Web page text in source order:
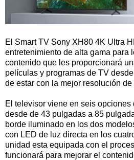
El Smart TV Sony XH80 4K Ultra
entretenimiento de alta gama para
contenido que les proporcionará
películas y programas de TV
de estar con la mejor resolución
El televisor viene en seis opciones
desde de 43 pulgadas a 85
borde iluminado en los dos
con LED de luz directa en los
unidad esta equipada con el
funcionará para mejorar el